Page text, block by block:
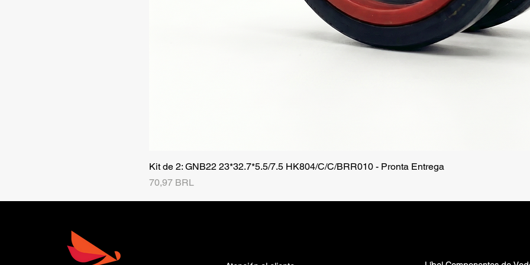
Vista rápida
Kit de 2: GNB22 23*32.7*5.5/7.5 HK804/C/C/BRR010 - Pronta Entrega
Precio
70,97 BRL